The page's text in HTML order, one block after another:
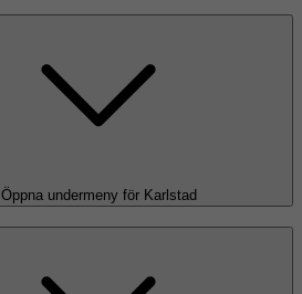
Öppna undermeny för Karlstad